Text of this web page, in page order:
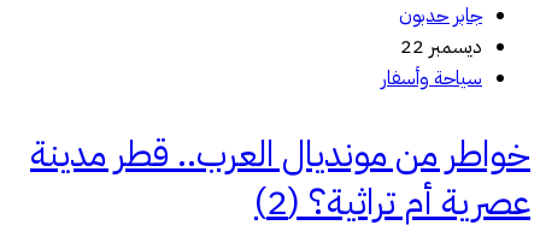
جابر حدبون
ديسمبر 22
سياحة وأسفار
خواطر من مونديال العرب.. قطر مدينة
عصرية أم تراثية؟ (2)